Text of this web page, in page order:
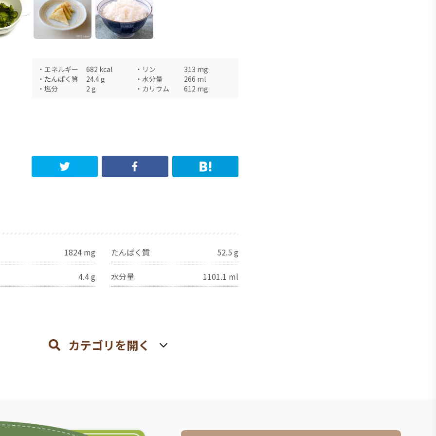
・ エネルギー 682 kcal ・ リン 313 mg
・ たんぱく質 24.4g ・ 水分量 266 ml
・ 塩分 2 g ・ カリウム 612 mg
1824 mg たんぱく質 52.5 g
4.4g 水分量 1101.1 ml
カテゴリを開く